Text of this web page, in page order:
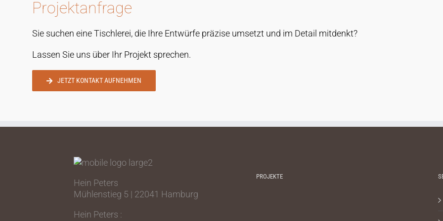
Projektanfrage
Sie suchen eine Tischlerei, die Ihre Entwürfe präzise umsetzt und im Detail mitdenkt?
Lassen Sie uns über Ihr Projekt sprechen.
JETZT KONTAKT AUFNEHMEN
Hein Peters
Mühlenstieg 5 | 22041 Hamburg
Hein Peters :
PROJEKTE